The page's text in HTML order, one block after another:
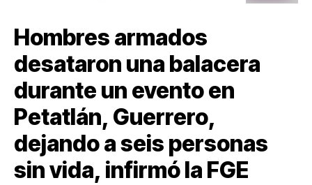
Hombres armados
desataron una balacera
durante un evento en
Petatlán, Guerrero,
dejando a seis personas
sin vida, infirmó la FGE